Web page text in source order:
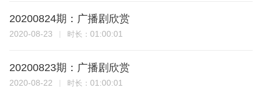
20200824期：广播剧欣赏
2020-08-23 时长： 01:00:01
20200823期：广播剧欣赏
2020-08-22 时长： 01:00:01